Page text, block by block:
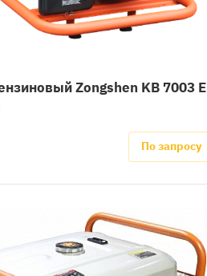
Zongshen KB 7003 E
По запросу